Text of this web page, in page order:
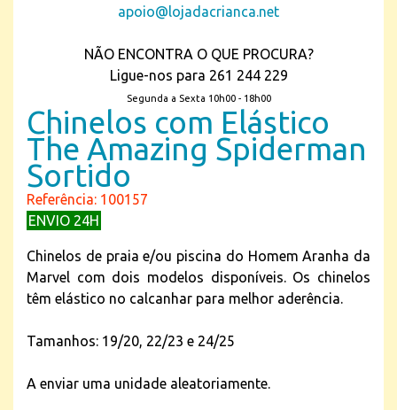
apoio@lojadacrianca.net
NÃO ENCONTRA O QUE PROCURA?
Ligue-nos para 261 244 229
Segunda a Sexta 10h00 - 18h00
Chinelos com Elástico
The Amazing Spiderman
Sortido
Referência: 100157
ENVIO 24H
Chinelos de praia e/ou piscina do Homem Aranha da
Marvel com dois modelos disponíveis. Os chinelos
têm elástico no calcanhar para melhor aderência.
Tamanhos: 19/20, 22/23 e 24/25
A enviar uma unidade aleatoriamente.